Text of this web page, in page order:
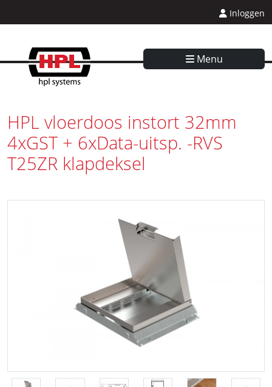
Inloggen
Menu
HPL vloerdoos instort 32mm
4xGST + 6xData-uitsp. -RVS
T25ZR klapdeksel